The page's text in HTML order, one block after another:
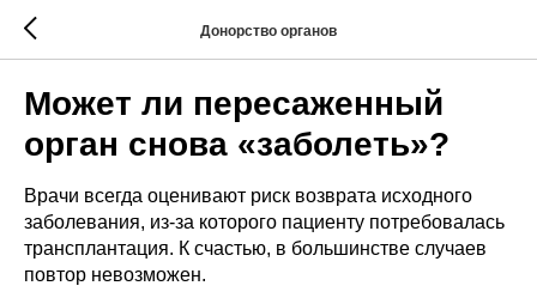
Донорство органов
Может ли пересаженный
орган снова «заболеть»?
Врачи всегда оценивают риск возврата исходного
заболевания, из-за которого пациенту потребовалась
трансплантация. К счастью, в большинстве случаев
повтор невозможен.